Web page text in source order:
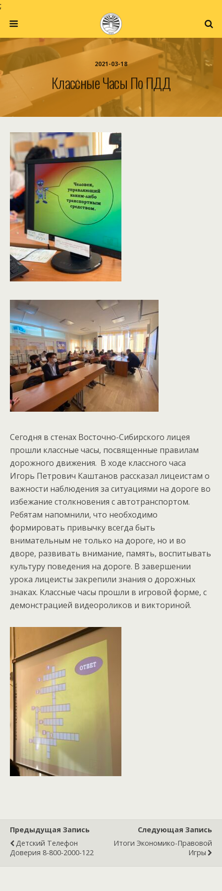
;
2021-03-18
Классные Часы По ПДД
Сегодня в стенах Восточно-Сибирского лицея
прошли классные часы, посвященные правилам
дорожного движения. В ходе классного часа
Игорь Петрович Каштанов рассказал лицеистам о
важности наблюдения за ситуациями на дороге во
избежание столкновения с автотранспортом.
Ребятам напомнили, что необходимо
формировать привычку всегда быть
внимательным не только на дороге, но и во
дворе, развивать внимание, память, воспитывать
культуру поведения на дороге. В завершении
урока лицеисты закрепили знания о дорожных
знаках. Классные часы прошли в игровой форме, с
демонстрацией видеороликов и викториной.
Предыдущая Запись
Детский Телефон
Доверия 8-800-2000-122
Следующая Запись
Итоги Экономико-Правовой
Игры